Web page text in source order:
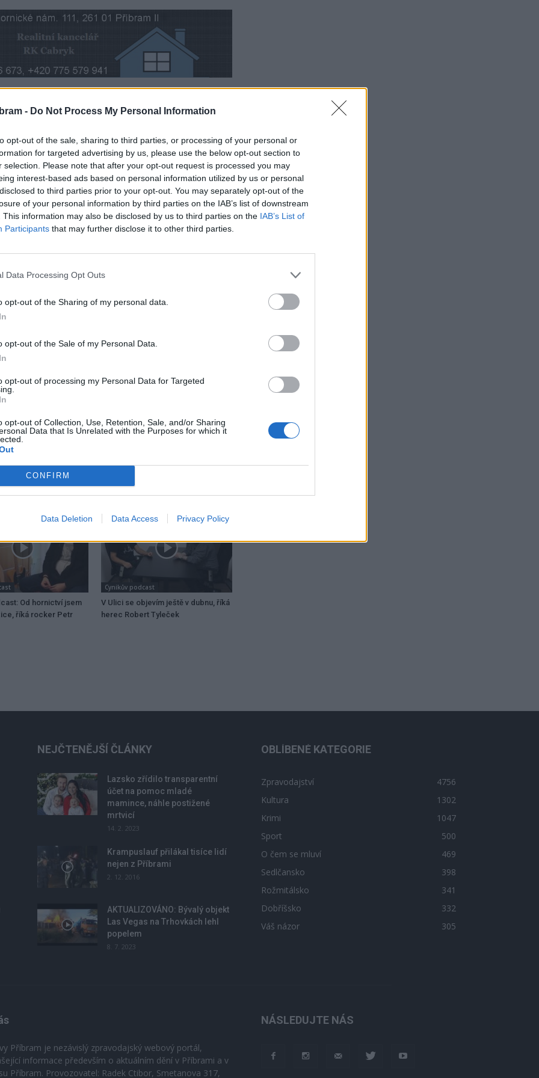
- Do Not Process My Personal Information
opt-out of the sale, sharing to third parties, or processing of your personal or
for targeted advertising by us, please use the below opt-out section to
selection. Please note that after your opt-out request is processed you may
interest-based ads based on personal information utilized by us or personal
to third parties prior to your opt-out. You may separately opt-out of the
of your personal information by third parties on the IAB’s list of downstream
This information may also be disclosed by us to third parties on the IAB’s List of
Participants that may further disclose it to other third parties.
Data Processing Opt Outs
opt-out of the Sharing of my personal data.
opt-out of the Sale of my Personal Data.
opt-out of processing my Personal Data for Targeted
opt-out of Collection, Use, Retention, Sale, and/or Sharing
Data that Is Unrelated with the Purposes for which it
CONFIRM
Data Deletion Data Access Privacy Policy
a do jejich vod jsme se rozhodli pokusit ponořit i my.
na zajímavé osobnosti či témata z Příbrami
Spolku Pražské ulice Marek Školoud, s kterým jsme si
jako pěší zóny a obchodní tepny města…
ulice
Foto, video: Kamiony týmu Big Shock! Racing už
plují na Dakar
Od hornictví jsem
říká rocker Petr
Cynikův podcast
V Ulici se objevím ještě v dubnu, říká
herec Robert Tyleček
NEJČTENĚJŠÍ ČLÁNKY
Lazsko zřídilo transparentní
účet na pomoc mladé
mamince, náhle postižené
mrtvicí
14. 2. 2023
Krampuslauf přilákal tisíce lidí
nejen z Příbrami
2. 12. 2016
AKTUALIZOVÁNO: Bývalý objekt
Las Vegas na Trhovkách lehl
popelem
8. 7. 2023
OBLÍBENÉ KATEGORIE
Zpravodajství
4756
Kultura
1302
Krimi
1047
Sport
500
O čem se mluví
469
Sedlčansko
398
Rožmitálsko
341
Dobříšsko
332
Váš názor
305
Příbram je nezávislý zpravodajský webový portál,
informace především o aktuálním dění v Příbrami a v
Příbram. Provozovatel: Radek Ctibor, Smetanova 317,
NÁSLEDUJTE NÁS